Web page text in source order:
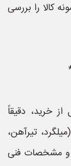
کالا را بررسی
خرید، دقیقاً
تیرآهن،
و مشخصات فنی